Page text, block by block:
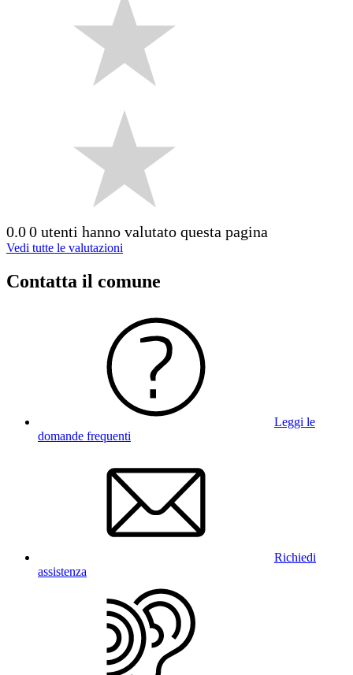
0.00 utenti hanno valutato questa pagina
Vedi tutte le valutazioni
Contatta il comune
Leggi le
domande frequenti
Richiedi
assistenza